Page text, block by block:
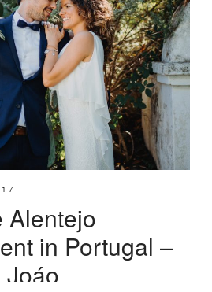
Alentejo
in Portugal –
Joáo